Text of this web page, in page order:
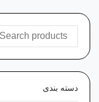
جستجو برای:
دسته‌ بندی